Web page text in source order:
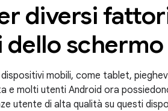
diversi
schermo
mobili, come tablet,
e molti utenti Android ora
utente di alta qualità su questi